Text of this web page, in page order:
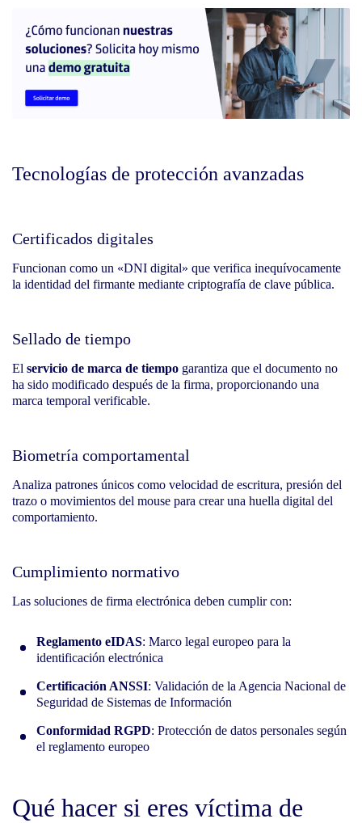
Tecnologías de protección avanzadas
Certificados digitales
Funcionan como un «DNI digital» que verifica inequívocamente
la identidad del firmante mediante criptografía de clave pública.
Sellado de tiempo
El servicio de marca de tiempo garantiza que el documento no
ha sido modificado después de la firma, proporcionando una
marca temporal verificable.
Biometría comportamental
Analiza patrones únicos como velocidad de escritura, presión del
trazo o movimientos del mouse para crear una huella digital del
comportamiento.
Cumplimiento normativo
Las soluciones de firma electrónica deben cumplir con:
Reglamento eIDAS: Marco legal europeo para la
identificación electrónica
Certificación ANSSI: Validación de la Agencia Nacional de
Seguridad de Sistemas de Información
Conformidad RGPD: Protección de datos personales según
el reglamento europeo
Qué hacer si eres víctima de